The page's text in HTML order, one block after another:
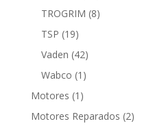
productos
TROGRIM 88
TSP 1919
productos
Vaden 4242
productos
Wabco 1 1
producto
Motores 1 1
producto
Motores Reparados 22